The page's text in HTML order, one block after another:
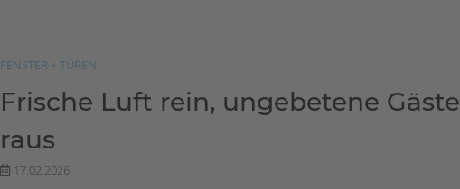
FENSTER + TÜREN
Frische Luft rein, ungebetene Gäste
raus
17.02.2026